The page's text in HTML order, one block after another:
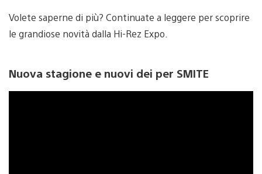
Volete saperne di più? Continuate a leggere per scoprire
le grandiose novità dalla Hi-Rez Expo.
Nuova stagione e nuovi dei per SMITE